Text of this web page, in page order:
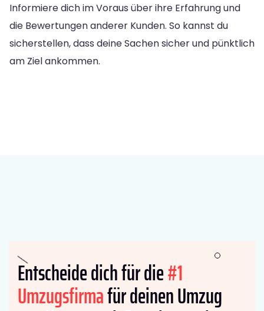
Informiere dich im Voraus über ihre Erfahrung und
die Bewertungen anderer Kunden. So kannst du
sicherstellen, dass deine Sachen sicher und pünktlich
am Ziel ankommen.
Entscheide dich für die#1
Umzugsfirmafür deinen Umzug